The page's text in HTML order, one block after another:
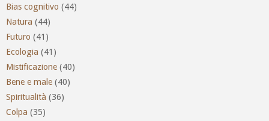
Bias cognitivo (44)
Natura (44)
Futuro (41)
Ecologia (41)
Mistificazione (40)
Bene e male (40)
Spiritualità (36)
Colpa (35)